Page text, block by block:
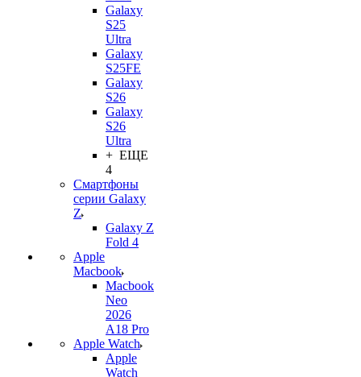
Galaxy
S25
Ultra
Galaxy
S25FE
Galaxy
S26
Galaxy
S26
Ultra
+ ЕЩЕ
4
Смартфоны
серии Galaxy
Z
Galaxy Z
Fold 4
Apple
Macbook
Macbook
Neo
2026
A18 Pro
Apple Watch
Apple
Watch